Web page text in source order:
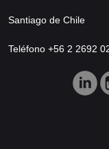
Santiago de Chile
Teléfono +56 2 2692